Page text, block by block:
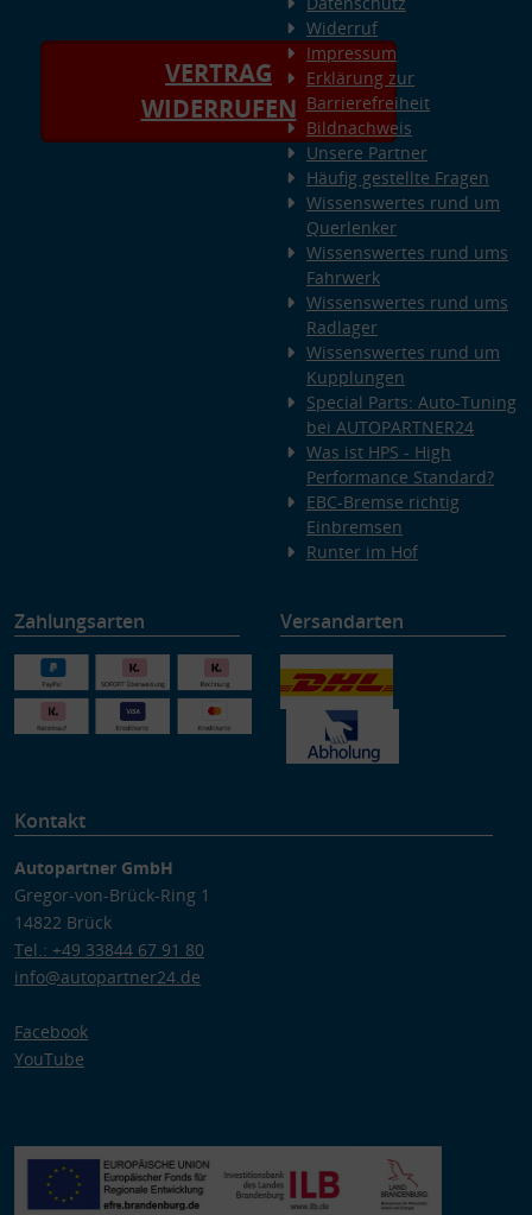
VERTRAG
WIDERRUFEN
Widerruf
Impressum
Erklärung zur
Barrierefreiheit
Bildnachweis
Unsere Partner
Häufig gestellte Fragen
Wissenswertes rund um
Querlenker
Wissenswertes rund ums
Fahrwerk
Wissenswertes rund ums
Radlager
Wissenswertes rund um
Kupplungen
Special Parts: Auto-Tuning
bei AUTOPARTNER24
Was ist HPS - High
Performance Standard?
EBC-Bremse richtig
Einbremsen
Runter im Hof
Zahlungsarten Versandarten
Kontakt
Autopartner GmbH
Gregor-von-Brück-Ring 1
14822 Brück
Tel.: +49 33844 67 91 80
info@autopartner24.de
Facebook
YouTube